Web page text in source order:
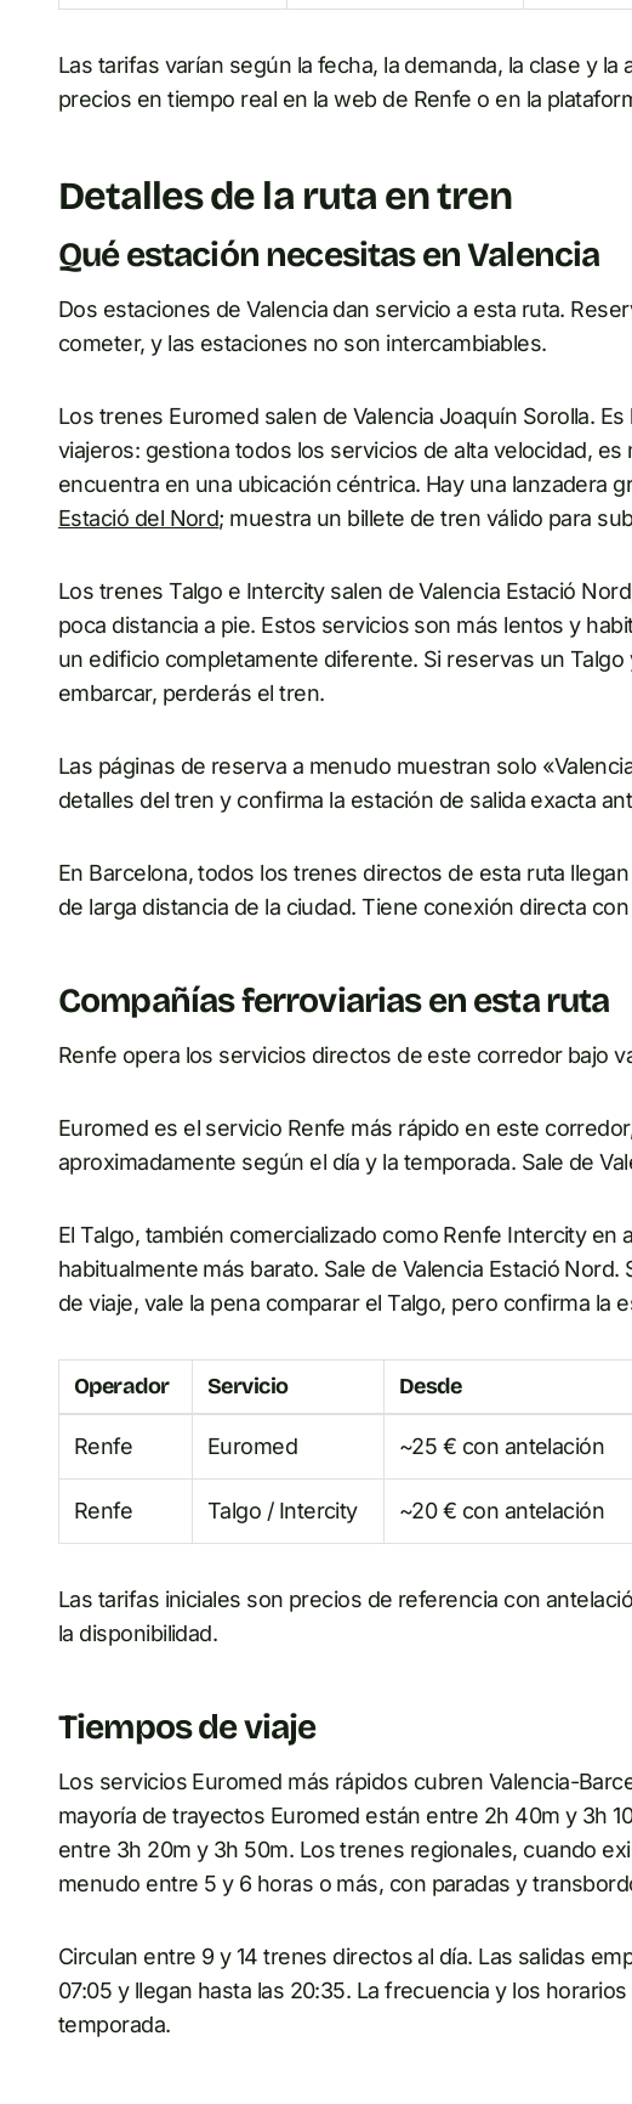
Las tarifas varían según la fecha, la demanda, la clase y
precios en tiempo real en la web de Renfe o en la
Detalles de la ruta en tren
Qué estación necesitas en Valencia
Dos estaciones de Valencia dan servicio a esta ruta.
cometer, y las estaciones no son intercambiables.
Los trenes Euromed salen de Valencia Joaquín Sorolla.
viajeros: gestiona todos los servicios de alta velocidad,
encuentra en una ubicación céntrica. Hay una lanzadera
Estació del Nord; muestra un billete de tren válido para
Los trenes Talgo e Intercity salen de Valencia Estació
poca distancia a pie. Estos servicios son más lentos y
un edificio completamente diferente. Si reservas un
embarcar, perderás el tren.
Las páginas de reserva a menudo muestran solo
detalles del tren y confirma la estación de salida exacta
En Barcelona, todos los trenes directos de esta ruta llegan
de larga distancia de la ciudad. Tiene conexión directa
Compañías ferroviarias en esta ruta
Renfe opera los servicios directos de este corredor bajo
Euromed es el servicio Renfe más rápido en este
aproximadamente según el día y la temporada. Sale de
El Talgo, también comercializado como Renfe Intercity en
habitualmente más barato. Sale de Valencia Estació
de viaje, vale la pena comparar el Talgo, pero confirma la
Operador Servicio Desde
Renfe Euromed ~25 € con antelación
Renfe Talgo / Intercity ~20 € con antelación
Las tarifas iniciales son precios de referencia con
la disponibilidad.
Tiempos de viaje
Los servicios Euromed más rápidos cubren Valencia-
mayoría de trayectos Euromed están entre 2h 40m y 3h
entre 3h 20m y 3h 50m. Los trenes regionales, cuando
menudo entre 5 y 6 horas o más, con paradas y
Circulan entre 9 y 14 trenes directos al día. Las salidas
07:05 y llegan hasta las 20:35. La frecuencia y los
temporada.